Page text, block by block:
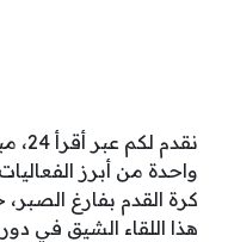
واحدة من أبرز
كرة القدم بفارغ
هذا اللقاء الشيق في